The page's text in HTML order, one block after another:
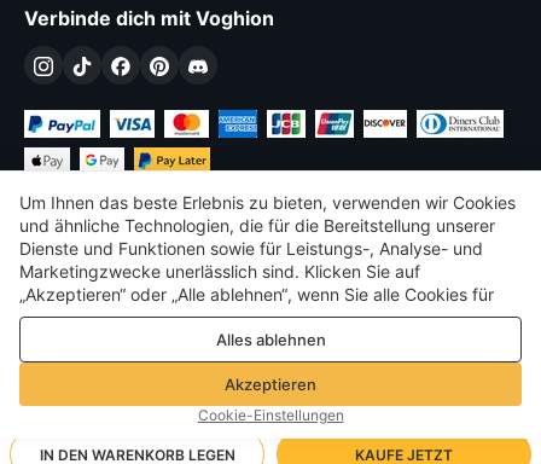
IN DEN WARENKORB LEGEN KAUFE JETZT
Verbinde dich mit Voghion
€ EUR Germany
©2026 Voghion
Terms & amp; Bedingungen
Datenschutz- und Cookie-Richtlinie
Community-Richtlinien
Um Ihnen das beste Erlebnis zu bieten, verwenden wir Cookies
und ähnliche Technologien, die für die Bereitstellung unserer
Dienste und Funktionen sowie für Leistungs-, Analyse- und
Marketingzwecke unerlässlich sind. Klicken Sie auf
„Akzeptieren“ oder „Alle ablehnen“, wenn Sie alle Cookies für
Leistungs-, Analyse- und Marketingzwecke zulassen oder
ablehnen möchten. Weitere Informationen finden Sie in unserer
Datenschutz- und Cookie-Richtlinie
Alles ablehnen
Akzeptieren
Cookie-Einstellungen